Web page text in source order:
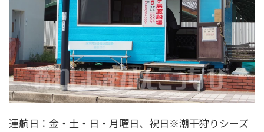
運航日：金・土・日・月曜日、祝日※潮干狩りシーズ